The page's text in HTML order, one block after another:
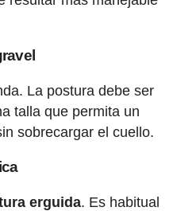
La postura debe ser
talla que permita un
sobrecargar el cuello.
erguida. Es habitual